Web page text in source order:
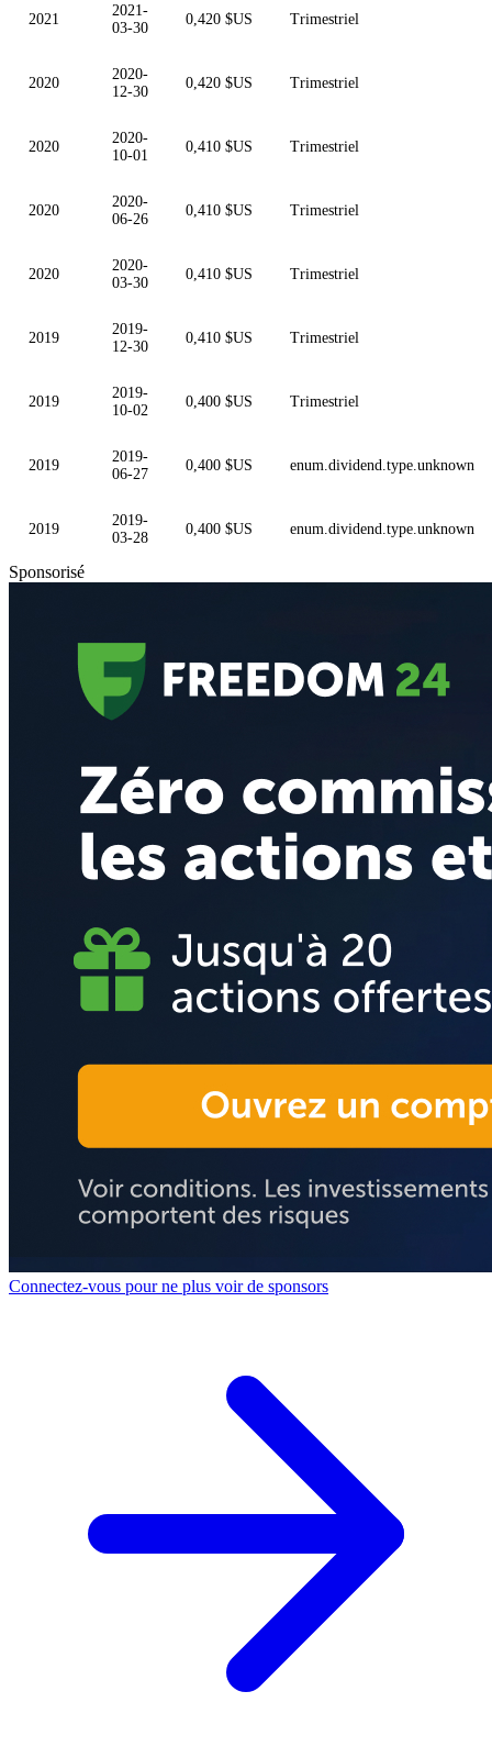
2021
2021-
03-30
0,420 $US Trimestriel
2020
2020-
12-30
0,420 $US Trimestriel
2020
2020-
10-01
0,410 $US Trimestriel
2020
2020-
06-26
0,410 $US Trimestriel
2020
2020-
03-30
0,410 $US Trimestriel
2019
2019-
12-30
0,410 $US Trimestriel
2019
2019-
10-02
0,400 $US Trimestriel
2019
2019-
06-27
0,400 $US enum.dividend.type.unknown
2019
2019-
03-28
0,400 $US enum.dividend.type.unknown
Sponsorisé
Connectez-vous pour ne plus voir de sponsors